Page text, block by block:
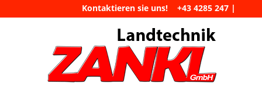
Kontaktieren sie uns!+43 4285 247 |
maschinen@landtechnik-zankl.at